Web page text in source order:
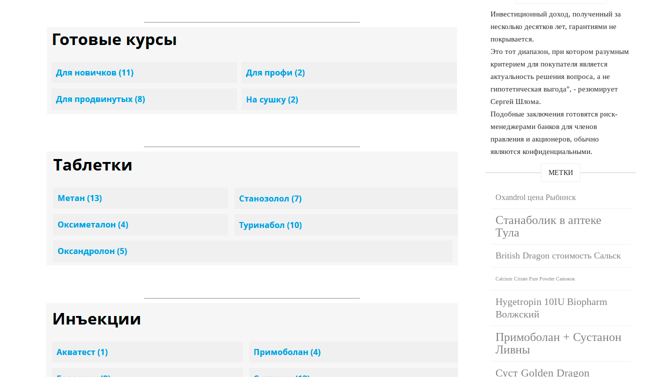
Инвестиционный доход, полученный за
несколько десятков лет, гарантиями не
покрывается.
Это тот диапазон, при котором разумным
критерием для покупателя является
актуальность решения вопроса, а не
гипотетическая выгода", - резюмирует
Сергей Шлома.
Подобные заключения готовятся риск-
менеджерами банков для членов
правления и акционеров, обычно
являются конфиденциальными.
МЕТКИ
Oxandrol цена Рыбинск
Станаболик в аптеке
Тула
British Dragon стоимость Сальск
Calcium Citrate Pure Powder Сапожок
Hygetropin 10IU Biopharm
Волжский
Примоболан + Сустанон
Ливны
Суст Golden Dragon